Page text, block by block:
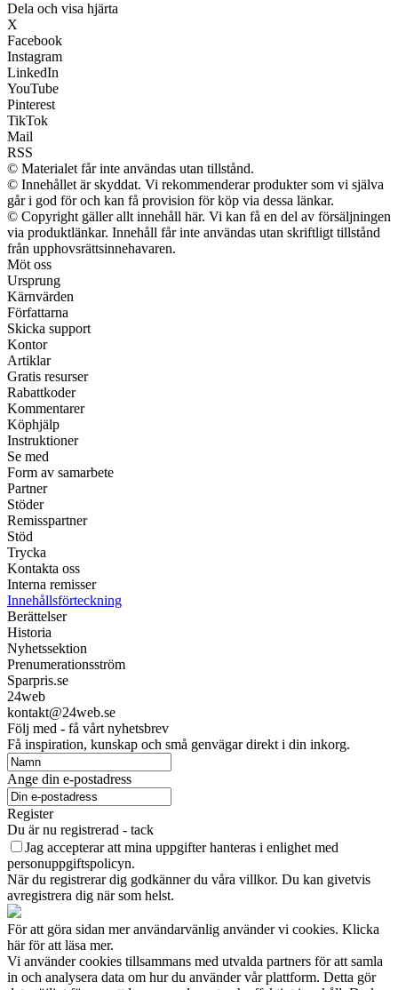
Dela och visa hjärta
X
Facebook
Instagram
LinkedIn
YouTube
Pinterest
TikTok
Mail
RSS
© Materialet får inte användas utan tillstånd.
© Innehållet är skyddat. Vi rekommenderar produkter som vi själva
går i god för och kan få provision för köp via dessa länkar.
© Copyright gäller allt innehåll här. Vi kan få en del av försäljningen
via produktlänkar. Innehåll får inte användas utan skriftligt tillstånd
från upphovsrättsinnehavaren.
Möt oss
Ursprung
Kärnvärden
Författarna
Skicka support
Kontor
Artiklar
Gratis resurser
Rabattkoder
Kommentarer
Köphjälp
Instruktioner
Se med
Form av samarbete
Partner
Stöder
Remisspartner
Stöd
Trycka
Kontakta oss
Interna remisser
Innehållsförteckning
Berättelser
Historia
Nyhetssektion
Prenumerationsström
Sparpris.se
24web
kontakt@24web.se
Följ med - få vårt nyhetsbrev
Få inspiration, kunskap och små genvägar direkt i din inkorg.
Ange din e-postadress
Register
Du är nu registrerad - tack
Jag accepterar att mina uppgifter hanteras i enlighet med
personuppgiftspolicyn.
När du registrerar dig godkänner du våra villkor. Du kan givetvis
avregistrera dig när som helst.
För att göra sidan mer användarvänlig använder vi cookies. Klicka
här för att läsa mer.
Vi använder cookies tillsammans med utvalda partners för att samla
in och analysera data om hur du använder vår plattform. Detta gör